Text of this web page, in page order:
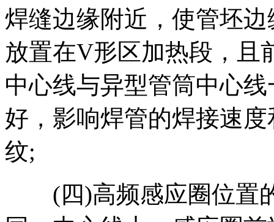
焊缝边缘附近，使管坯
放置在V形区加热段，且
中心线与异型管筒中心
好，影响焊管的焊接速
纹;
(四)高频感应圈位置